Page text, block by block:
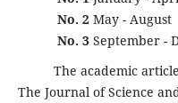
No. 2May - August
No. 3September -
The academic article
The Journal of Science